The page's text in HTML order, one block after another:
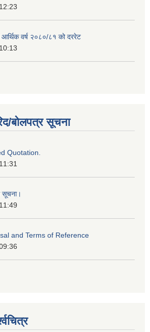
आर्थिक वर्ष २०८०/८१ को दररेट
बोलपत्र सूचना
Quotation.
सूचना।
and Terms of Reference